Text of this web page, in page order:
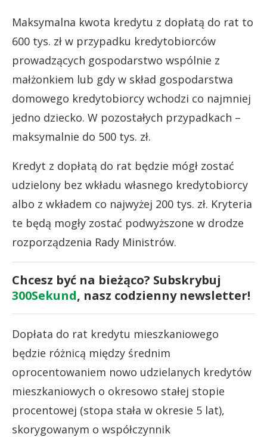
Maksymalna kwota kredytu z dopłatą do rat to
600 tys. zł w przypadku kredytobiorców
prowadzących gospodarstwo wspólnie z
małżonkiem lub gdy w skład gospodarstwa
domowego kredytobiorcy wchodzi co najmniej
jedno dziecko. W pozostałych przypadkach –
maksymalnie do 500 tys. zł.
Kredyt z dopłatą do rat będzie mógł zostać
udzielony bez wkładu własnego kredytobiorcy
albo z wkładem co najwyżej 200 tys. zł. Kryteria
te będą mogły zostać podwyższone w drodze
rozporządzenia Rady Ministrów.
Chcesz być na bieżąco? Subskrybuj
300Sekund, nasz codzienny newsletter!
Dopłata do rat kredytu mieszkaniowego
będzie różnicą między średnim
oprocentowaniem nowo udzielanych kredytów
mieszkaniowych o okresowo stałej stopie
procentowej (stopa stała w okresie 5 lat),
skorygowanym o współczynnik